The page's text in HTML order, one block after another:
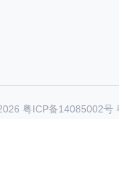
粤ICP备14085002号